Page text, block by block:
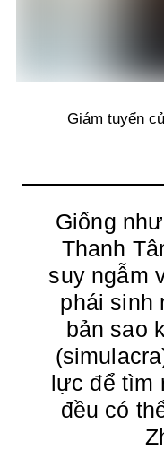
Giám tuyển
Giống
Thanh
suy ngẫm
phái sinh
bản sao
lực để tìm
đều có